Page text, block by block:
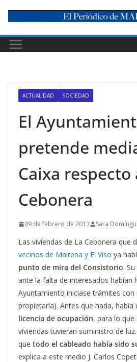
content
ACTUALIDAD SOCIEDAD
El
pretende
Caixa respecto
Cebonera
09 de febrero de 2013 Sara
Las viviendas de La Cebonera que
vecinos de Mairena y El Viso ya
punto de mira del Consistorio.
ante la falta de interesados habían
Ayuntamiento iniciase trámites con
propietaria). Antes que nada, había
licencia de ocupación, para lo que
viviendas tuvieran suministro de
que todo el cableado había sido
explica a este medio J. Carlos